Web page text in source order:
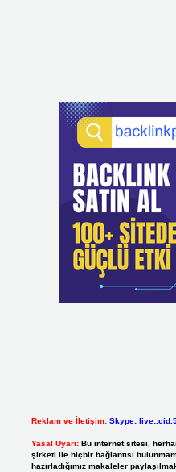
Reklam ve İletişim: Skype:
Yasal Uyarı: Bu internet sitesi,
şirketi ile hiçbir bağlantısı
hazırladığımız makaleler